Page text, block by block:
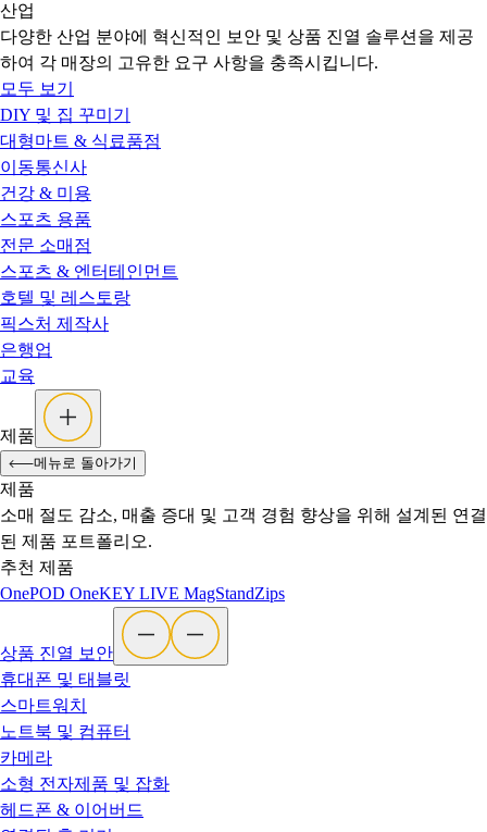
산업
다양한 산업 분야에 혁신적인 보안 및 상품 진열 솔루션을 제공
하여 각 매장의 고유한 요구 사항을 충족시킵니다.
모두 보기
DIY 및 집 꾸미기
대형마트 & 식료품점
이동통신사
건강 & 미용
스포츠 용품
전문 소매점
스포츠 & 엔터테인먼트
호텔 및 레스토랑
픽스처 제작사
은행업
교육
제품
메뉴로 돌아가기
제품
소매 절도 감소, 매출 증대 및 고객 경험 향상을 위해 설계된 연결
된 제품 포트폴리오.
추천 제품
OnePOD OneKEY LIVE MagStandZips
상품 진열 보안
휴대폰 및 태블릿
스마트워치
노트북 및 컴퓨터
카메라
소형 전자제품 및 잡화
헤드폰 & 이어버드